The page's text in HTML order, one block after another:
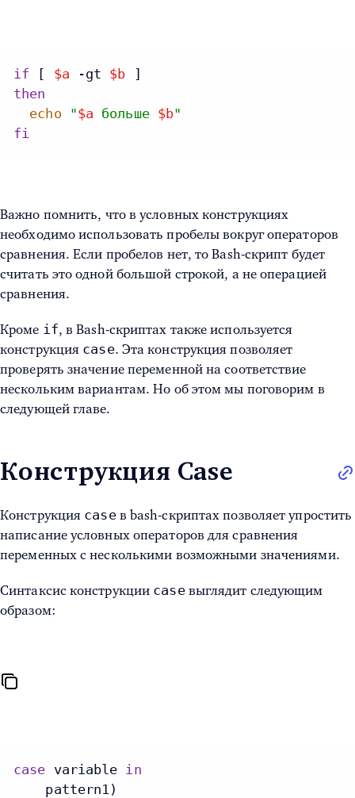
if [ $a -gt $b
then
echo
"$a больше $b"
fi
Важно помнить, что в условных конструкциях
необходимо использовать пробелы вокруг операторов
сравнения. Если пробелов нет, то Bash-скрипт будет
считать это одной большой строкой, а не операцией
сравнения.
Кроме if, в Bash-скриптах также используется
конструкция case. Эта конструкция позволяет
проверять значение переменной на соответствие
нескольким вариантам. Но об этом мы поговорим в
следующей главе.
Конструкция Case
Конструкция caseв bash-скриптах позволяет упростить
написание условных операторов для сравнения
переменных с несколькими возможными значениями.
Синтаксис конструкции caseвыглядит следующим
образом:
case variable in
pattern1)